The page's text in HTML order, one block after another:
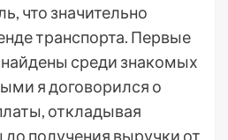
что значительно
транспорта. Первые
среди знакомых
я договорился о
откладывая
получения выручки от